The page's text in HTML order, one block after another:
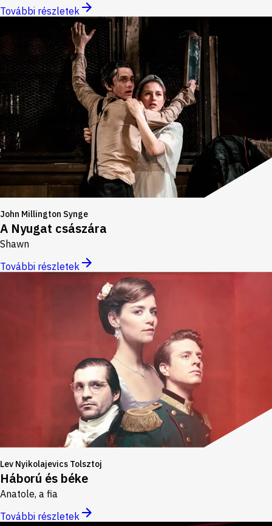
További részletek
John Millington Synge
A Nyugat császára
Shawn
További részletek
Lev Nyikolajevics Tolsztoj
Háború és béke
Anatole, a fia
További részletek